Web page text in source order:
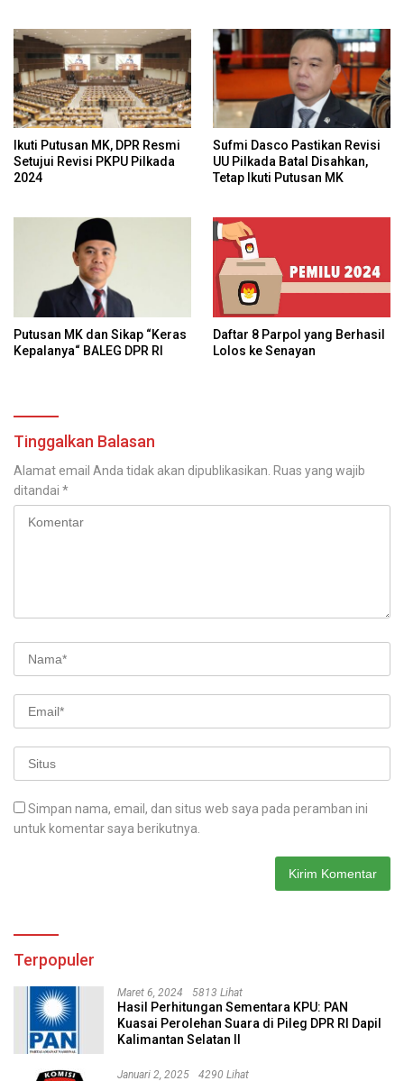
Ikuti Putusan MK, DPR Resmi
Setujui Revisi PKPU Pilkada
2024
Sufmi Dasco Pastikan Revisi
UU Pilkada Batal Disahkan,
Tetap Ikuti Putusan MK
Putusan MK dan Sikap “Keras
Kepalanya“ BALEG DPR RI
Daftar 8 Parpol yang Berhasil
Lolos ke Senayan
Tinggalkan Balasan
Alamat email Anda tidak akan dipublikasikan. Ruas yang wajib
ditandai *
Simpan nama, email, dan situs web saya pada peramban ini
untuk komentar saya berikutnya.
Terpopuler
Maret 6, 2024 5813 Lihat
Hasil Perhitungan Sementara KPU: PAN
Kuasai Perolehan Suara di Pileg DPR RI Dapil
Kalimantan Selatan II
Januari 2, 2025 4290 Lihat